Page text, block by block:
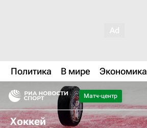
Политика В мире Экономика
Матч-центр
Хоккей